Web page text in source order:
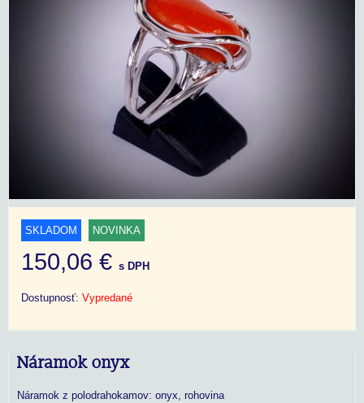
SKLADOM NOVINKA
150,06 € s DPH
Dostupnosť: Vypredané
Náramok onyx
Náramok z polodrahokamov: onyx, rohovina